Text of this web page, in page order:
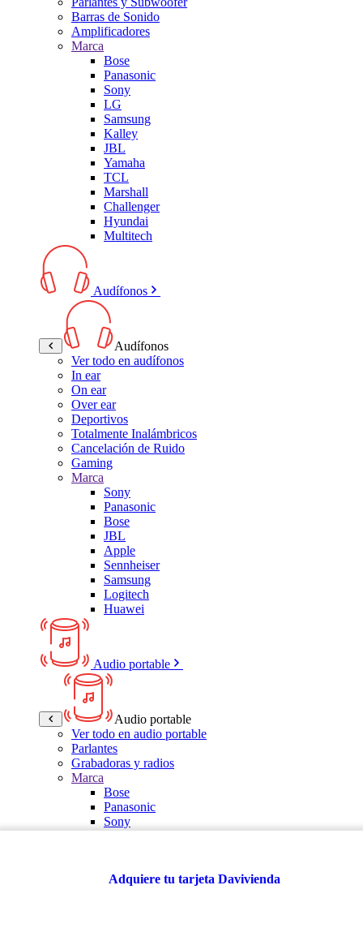
Barras de Sonido
Amplificadores
Marca
Bose
Panasonic
Sony
LG
Samsung
Kalley
JBL
Yamaha
TCL
Marshall
Challenger
Hyundai
Multitech
Audífonos
Audífonos
Ver todo en audífonos
In ear
On ear
Over ear
Deportivos
Totalmente Inalámbricos
Cancelación de Ruido
Gaming
Marca
Sony
Panasonic
Bose
JBL
Apple
Sennheiser
Samsung
Logitech
Huawei
Audio portable
Audio portable
Ver todo en audio portable
Parlantes
Grabadoras y radios
Marca
Bose
Panasonic
Sony
Multitech
Adquiere tu tarjeta Davivienda